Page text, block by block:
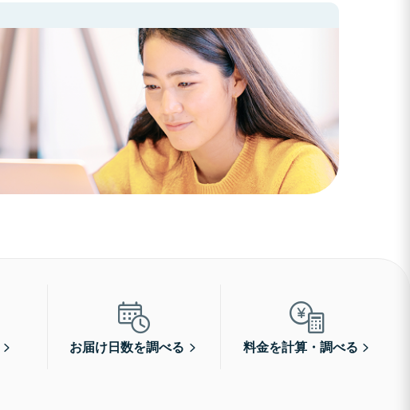
お届け日数を調べる 料金を計算・調べる